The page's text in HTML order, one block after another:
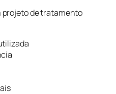
projeto de tratamento